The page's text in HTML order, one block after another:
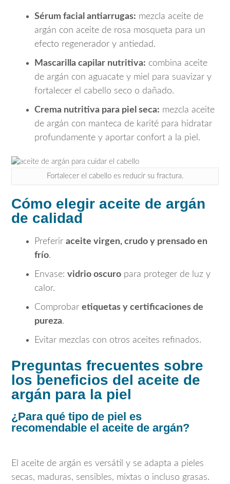
Sérum facial antiarrugas: mezcla aceite de
argán con aceite de rosa mosqueta para un
efecto regenerador y antiedad.
Mascarilla capilar nutritiva: combina aceite
de argán con aguacate y miel para suavizar y
fortalecer el cabello seco o dañado.
Crema nutritiva para piel seca: mezcla aceite
de argán con manteca de karité para hidratar
profundamente y aportar confort a la piel.
Fortalecer el cabello es reducir su fractura.
Cómo elegir aceite de argán
de calidad
Preferir aceite virgen, crudo y prensado en
frío.
Envase: vidrio oscuro para proteger de luz y
calor.
Comprobar etiquetas y certificaciones de
pureza.
Evitar mezclas con otros aceites refinados.
Preguntas frecuentes sobre
los beneficios del aceite de
argán para la piel
¿Para qué tipo de piel es
recomendable el aceite de argán?
El aceite de argán es versátil y se adapta a pieles
secas, maduras, sensibles, mixtas o incluso grasas.